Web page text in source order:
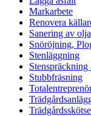
Markarbete
Renovera
Sanering av
Snöröjning,
Stenläggning
Stubbfräsning